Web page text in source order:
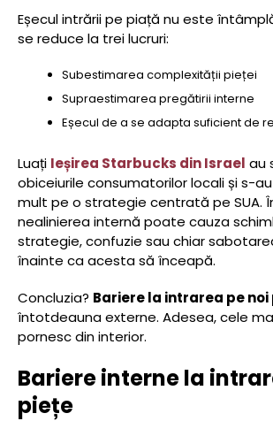
Eșecul intrării pe piață nu este
se reduce la trei lucruri:
Subestimarea complexității pieței
Supraestimarea pregătirii interne
Eșecul de a se adapta suficient de
Luați Ieșirea Starbucks din Israel au
obiceiurile consumatorilor locali și s-
mult pe o strategie centrată pe SUA.
nealinierea internă poate cauza
strategie, confuzie sau chiar
înainte ca acesta să înceapă.
Concluzia? Bariere la intrarea pe noi
întotdeauna externe. Adesea, cele
pornesc din interior.
Bariere interne la
piețe